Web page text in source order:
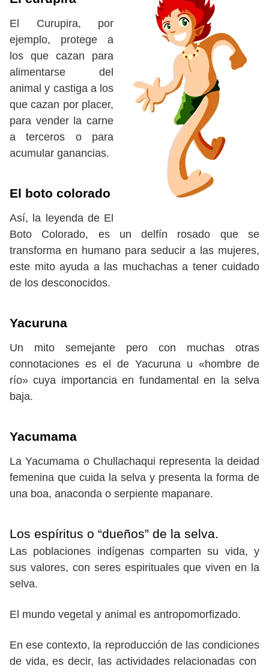
El Curupira, por
ejemplo, protege a
los que cazan para
alimentarse del
animal y castiga a los
que cazan por placer,
para vender la carne
a terceros o para
acumular ganancias.
El boto colorado
Así, la leyenda de El
Boto Colorado, es un delfín rosado que se
transforma en humano para seducir a las mujeres,
este mito ayuda a las muchachas a tener cuidado
de los desconocidos.
Yacuruna
Un mito semejante pero con muchas otras
connotaciones es el de Yacuruna u «hombre de
río» cuya importancia en fundamental en la selva
baja.
Yacumama
La Yacumama o Chullachaqui representa la deidad
femenina que cuida la selva y presenta la forma de
una boa, anaconda o serpiente mapanare.
Los espíritus o “dueños” de la selva.
Las poblaciones indígenas comparten su vida, y
sus valores, con seres espirituales que viven en la
selva.
El mundo vegetal y animal es antropomorfizado.
En ese contexto, la reproducción de las condiciones
de vida, es decir, las actividades relacionadas con